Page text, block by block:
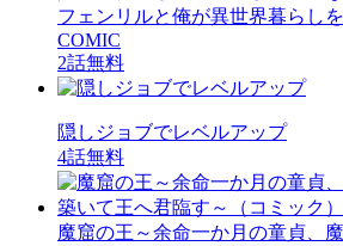
フェンリルと俺が異世界暮らし
COMIC
2話無料
隠しジョブでレベルアップ
4話無料
魔窟の王～余命一か月の童貞、